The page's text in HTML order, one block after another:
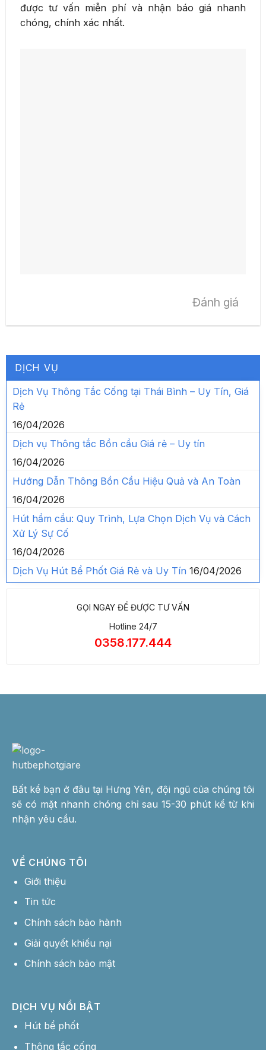
được tư vấn miễn phí và nhận báo giá nhanh
chóng, chính xác nhất.
Đánh giá
DỊCH VỤ
Dịch Vụ Thông Tắc Cống tại Thái Bình – Uy Tín, Giá
Rẻ
16/04/2026
Dịch vụ Thông tắc Bồn cầu Giá rẻ – Uy tín
16/04/2026
Hướng Dẫn Thông Bồn Cầu Hiệu Quả và An Toàn
16/04/2026
Hút hầm cầu: Quy Trình, Lựa Chọn Dịch Vụ và Cách
Xử Lý Sự Cố
16/04/2026
Dịch Vụ Hút Bể Phốt Giá Rẻ và Uy Tín 16/04/2026
GỌI NGAY ĐỂ ĐƯỢC TƯ VẤN
Hotline 24/7
0358.177.444
Bất kể bạn ở đâu tại Hưng Yên, đội ngũ của chúng tôi
sẽ có mặt nhanh chóng chỉ sau 15-30 phút kể từ khi
nhận yêu cầu.
VỀ CHÚNG TÔI
Giới thiệu
Tin tức
Chính sách bảo hành
Giải quyết khiếu nại
Chính sách bảo mật
DỊCH VỤ NỔI BẬT
Hút bể phốt
Thông tắc cống